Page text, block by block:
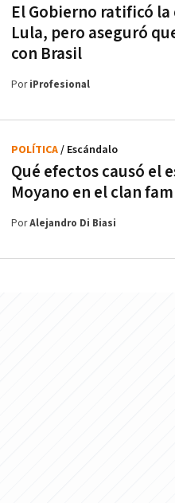
El Gobierno ratificó
Lula, pero aseguró
con Brasil
PoriProfesional
Qué efectos causó el
Moyano en el clan
POLÍTICA/ Escándalo
PorAlejandro Di Biasi